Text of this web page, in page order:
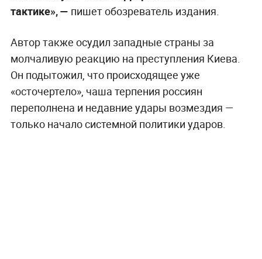
тактике», — пишет обозреватель издания.
Автор также осудил западные страны за
молчаливую реакцию на преступления Киева.
Он подытожил, что происходящее уже
«осточертело», чаша терпения россиян
переполнена и недавние удары возмездия —
только начало системной политики ударов.